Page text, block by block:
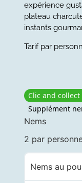
expérience
plateau
instants
Tarif par
Clic and
Supplément
Nems
2 par
Nems au